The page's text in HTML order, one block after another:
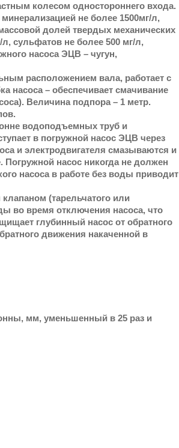
колесом одностороннего входа.
не более 1500мг/л,
долей твердых механических
сульфатов не более 500 мг/л,
насоса ЭЦВ – чугун,
расположением вала, работает с
насоса – обеспечивает смачивание
Величина подпора – 1 метр.
водоподъемных труб и
в погружной насос ЭЦВ через
и электродвигателя смазываются и
Погружной насос никогда не должен
насоса в работе без воды приводит
(тарельчатого или
во время отключения насоса, что
глубинный насос от обратного
движения накаченной в
мм, уменьшенный в 25 раз и